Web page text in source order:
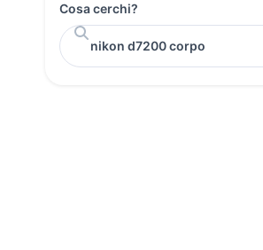
Cosa cerchi?